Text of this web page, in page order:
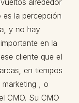
alrededor
es la percepción
y no hay
en la
cliente que el
en tiempos
, o
CMO. Su CMO